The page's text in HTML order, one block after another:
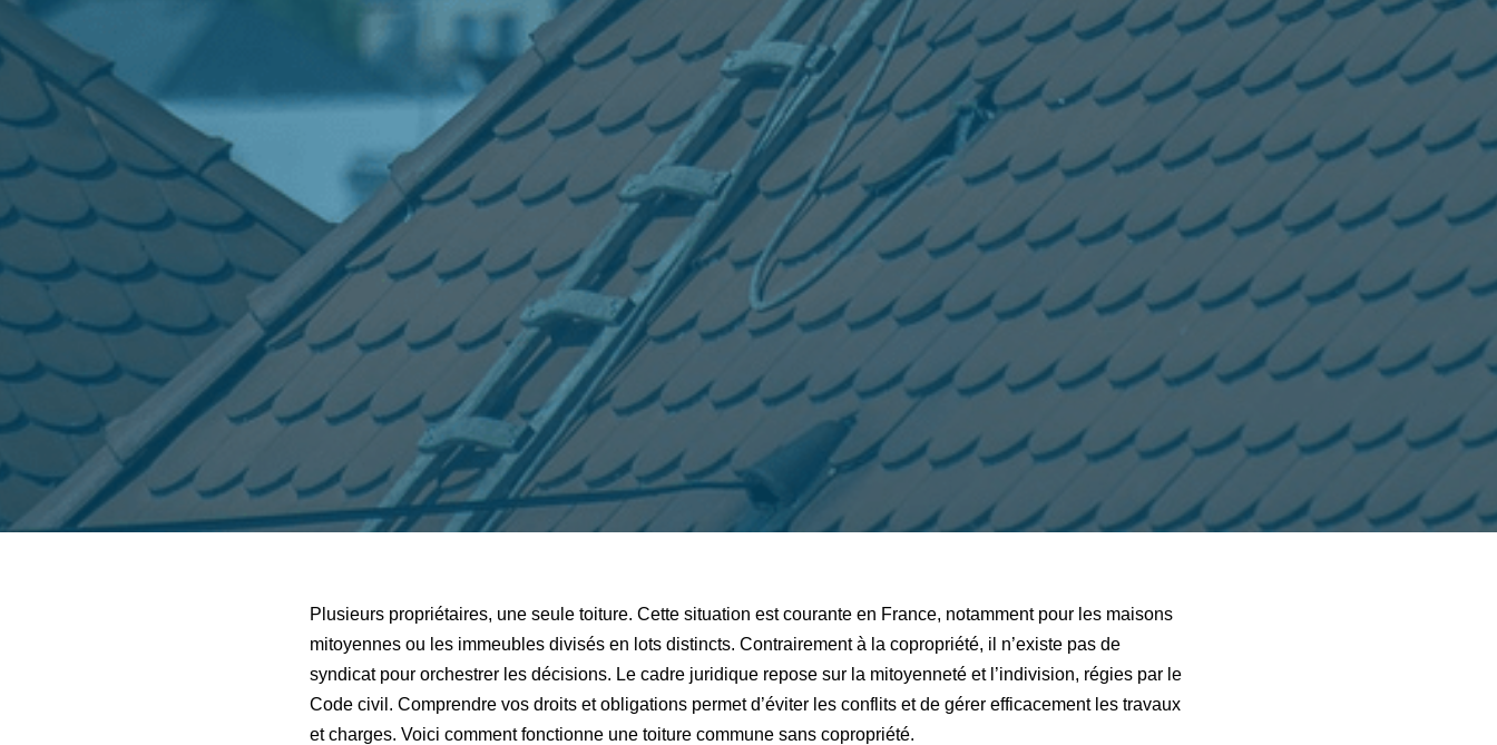
Plusieurs propriétaires, une seule toiture. Cette situation est courante en France, notamment pour les maisons
mitoyennes ou les immeubles divisés en lots distincts. Contrairement à la copropriété, il n’existe pas de
syndicat pour orchestrer les décisions. Le cadre juridique repose sur la mitoyenneté et l’indivision, régies par le
Code civil. Comprendre vos droits et obligations permet d’éviter les conflits et de gérer efficacement les travaux
et charges. Voici comment fonctionne une toiture commune sans copropriété.